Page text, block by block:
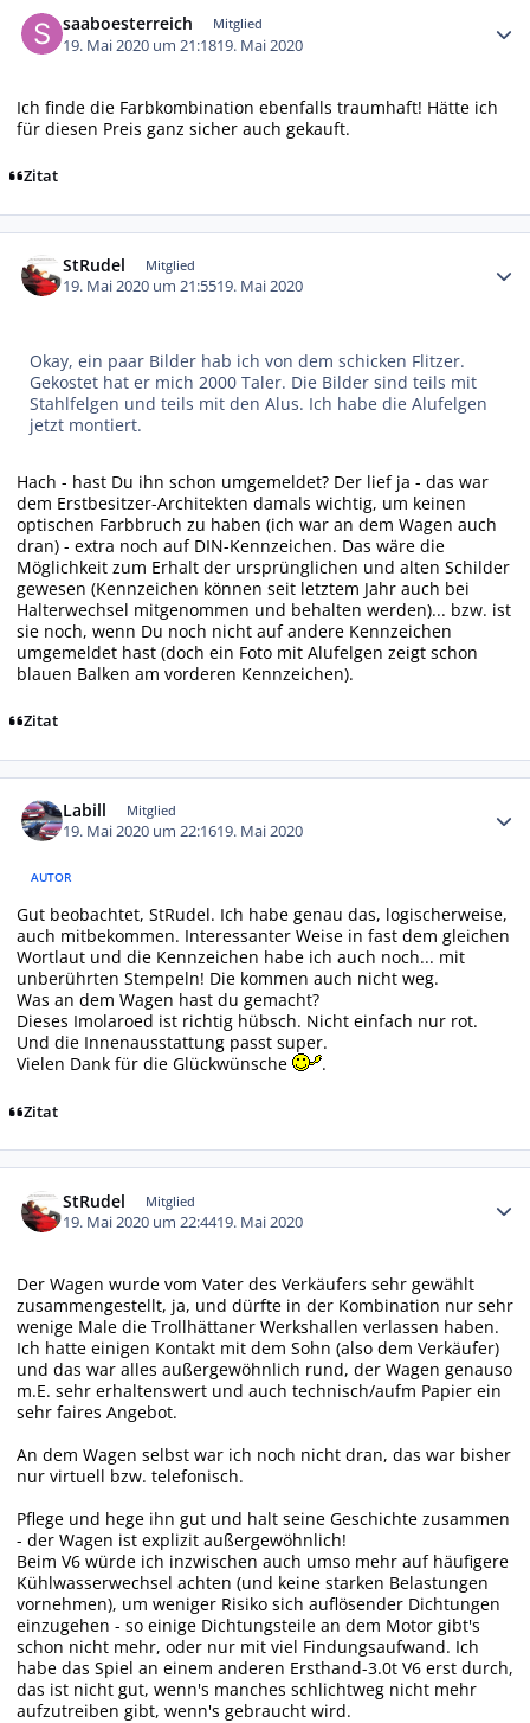
saaboesterreich Mitglied
19. Mai 2020 um 21:1819. Mai 2020
Ich finde die Farbkombination ebenfalls traumhaft! Hätte ich
für diesen Preis ganz sicher auch gekauft.
Zitat
StRudel Mitglied
19. Mai 2020 um 21:5519. Mai 2020
Okay, ein paar Bilder hab ich von dem schicken Flitzer.
Gekostet hat er mich 2000 Taler. Die Bilder sind teils mit
Stahlfelgen und teils mit den Alus. Ich habe die Alufelgen
jetzt montiert.
Hach - hast Du ihn schon umgemeldet? Der lief ja - das war
dem Erstbesitzer-Architekten damals wichtig, um keinen
optischen Farbbruch zu haben (ich war an dem Wagen auch
dran) - extra noch auf DIN-Kennzeichen. Das wäre die
Möglichkeit zum Erhalt der ursprünglichen und alten Schilder
gewesen (Kennzeichen können seit letztem Jahr auch bei
Halterwechsel mitgenommen und behalten werden)... bzw. ist
sie noch, wenn Du noch nicht auf andere Kennzeichen
umgemeldet hast (doch ein Foto mit Alufelgen zeigt schon
blauen Balken am vorderen Kennzeichen).
Zitat
Labill Mitglied
19. Mai 2020 um 22:1619. Mai 2020
AUTOR
Gut beobachtet, StRudel. Ich habe genau das, logischerweise,
auch mitbekommen. Interessanter Weise in fast dem gleichen
Wortlaut und die Kennzeichen habe ich auch noch... mit
unberührten Stempeln! Die kommen auch nicht weg.
Was an dem Wagen hast du gemacht?
Dieses Imolaroed ist richtig hübsch. Nicht einfach nur rot.
Und die Innenausstattung passt super.
Vielen Dank für die Glückwünsche
.
Zitat
StRudel Mitglied
19. Mai 2020 um 22:4419. Mai 2020
Der Wagen wurde vom Vater des Verkäufers sehr gewählt
zusammengestellt, ja, und dürfte in der Kombination nur sehr
wenige Male die Trollhättaner Werkshallen verlassen haben.
Ich hatte einigen Kontakt mit dem Sohn (also dem Verkäufer)
und das war alles außergewöhnlich rund, der Wagen genauso
m.E. sehr erhaltenswert und auch technisch/aufm Papier ein
sehr faires Angebot.
An dem Wagen selbst war ich noch nicht dran, das war bisher
nur virtuell bzw. telefonisch.
Pflege und hege ihn gut und halt seine Geschichte zusammen
- der Wagen ist explizit außergewöhnlich!
Beim V6 würde ich inzwischen auch umso mehr auf häufigere
Kühlwasserwechsel achten (und keine starken Belastungen
vornehmen), um weniger Risiko sich auflösender Dichtungen
einzugehen - so einige Dichtungsteile an dem Motor gibt's
schon nicht mehr, oder nur mit viel Findungsaufwand. Ich
habe das Spiel an einem anderen Ersthand-3.0t V6 erst durch,
das ist nicht gut, wenn's manches schlichtweg nicht mehr
aufzutreiben gibt, wenn's gebraucht wird.